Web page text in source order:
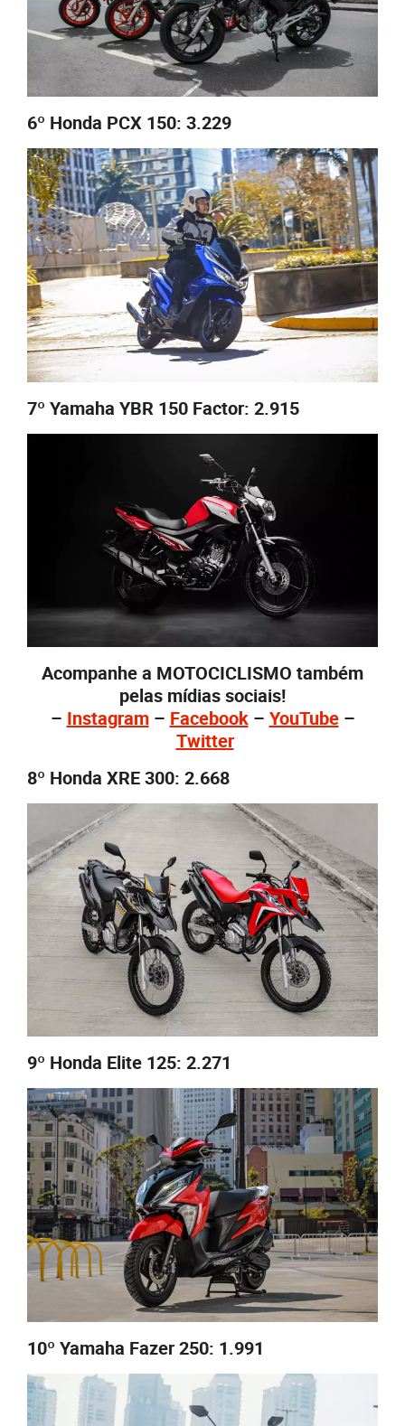
6º Honda PCX 150: 3.229
7º Yamaha YBR 150 Factor: 2.915
Acompanhe a MOTOCICLISMO também
pelas mídias sociais!
– Instagram– Facebook– YouTube–
Twitter
8º Honda XRE 300: 2.668
9º Honda Elite 125: 2.271
10º Yamaha Fazer 250: 1.991